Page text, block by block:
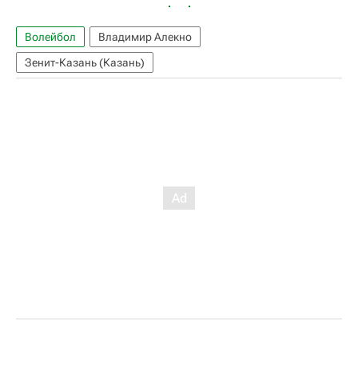
Волейбол
Владимир Алекно
Зенит-Казань (Казань)